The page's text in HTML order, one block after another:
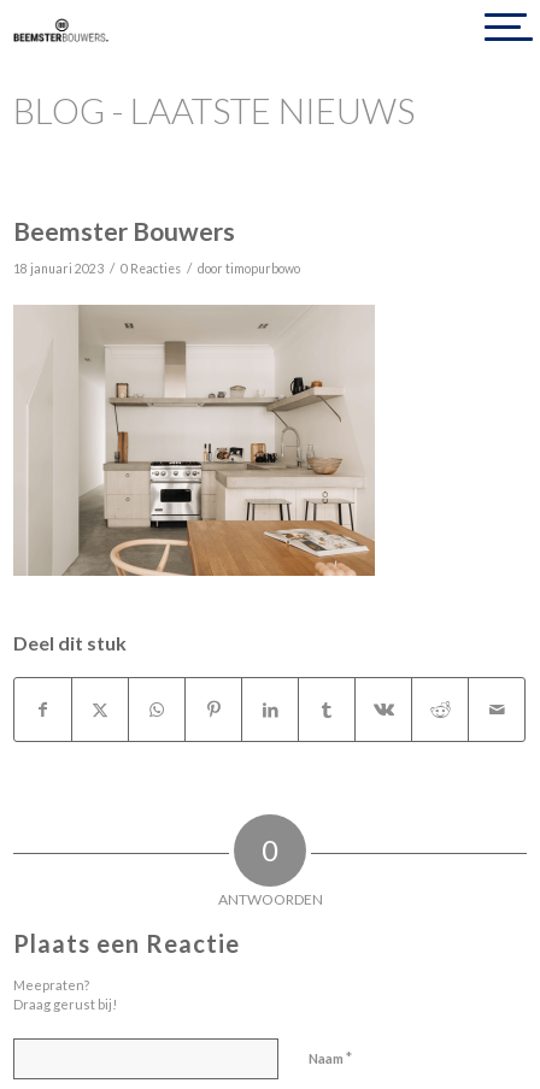
BLOG - LAATSTE NIEUWS
Beemster Bouwers
18 januari 2023 / 0 Reacties / doortimopurbowo
Deel dit stuk
0
ANTWOORDEN
Plaats een Reactie
Meepraten?
Draag gerust bij!
Naam*